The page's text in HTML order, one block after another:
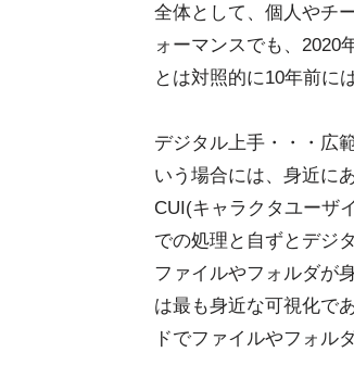
全体として、個人やチ
ォーマンスでも、2020
とは対照的に10年前に
デジタル上手・・・広
いう場合には、身近に
CUI(キャラクタユーザ
での処理と自ずとデジ
ファイルやフォルダが
は最も身近な可視化で
ドでファイルやフォル